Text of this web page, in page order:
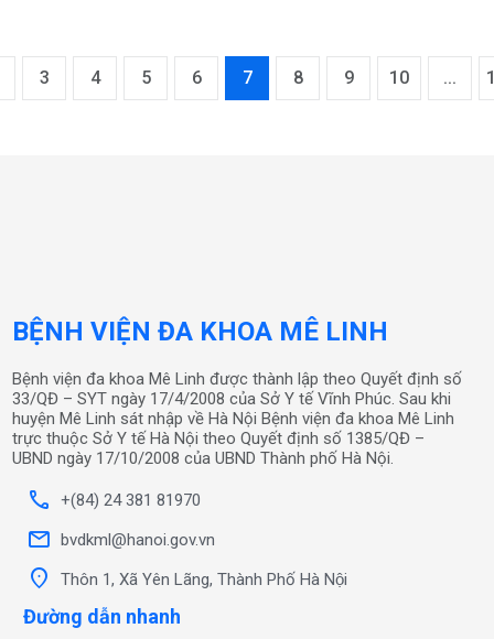
3 4 5 6 7 8 9 10 ...
BỆNH VIỆN ĐA KHOA MÊ LINH
Bệnh viện đa khoa Mê Linh được thành lập theo Quyết định số
33/QĐ – SYT ngày 17/4/2008 của Sở Y tế Vĩnh Phúc. Sau khi
huyện Mê Linh sát nhập về Hà Nội Bệnh viện đa khoa Mê Linh
trực thuộc Sở Y tế Hà Nội theo Quyết định số 1385/QĐ –
UBND ngày 17/10/2008 của UBND Thành phố Hà Nội.
call +(84) 24 381 81970
mail bvdkml@hanoi.gov.vn
location_on Thôn 1, Xã Yên Lãng, Thành Phố Hà Nội
Đường dẫn nhanh